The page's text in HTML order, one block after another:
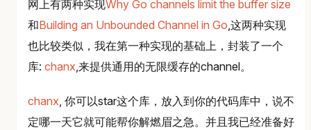
网上有两种实现Why Go channels limit the buffer size
和Building an Unbounded Channel in Go,这两种实现
也比较类似，我在第一种实现的基础上，封装了一个
库: chanx,来提供通用的无限缓存的channel。
chanx, 你可以star这个库，放入到你的代码库中，说不
定哪一天它就可能帮你解燃眉之急。并且我已经准备好